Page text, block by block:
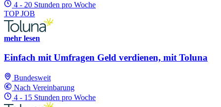
4 - 20 Stunden pro Woche
TOP JOB
mehr lesen
Einfach mit Umfragen Geld verdienen, mit Toluna
Bundesweit
Nach Vereinbarung
4 - 15 Stunden pro Woche